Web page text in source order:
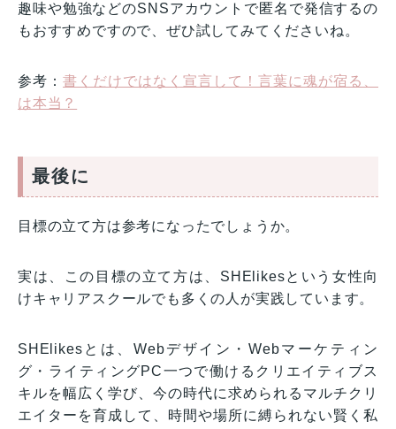
趣味や勉強などのSNSアカウントで匿名で発信するの
もおすすめですので、ぜひ試してみてくださいね。
参考：書くだけではなく宣言して！言葉に魂が宿る、
は本当？
最後に
目標の立て方は参考になったでしょうか。
実は、この目標の立て方は、SHElikesという女性向
けキャリアスクールでも多くの人が実践しています。
SHElikesとは、Webデザイン・Webマーケティン
グ・ライティングPC一つで働けるクリエイティブス
キルを幅広く学び、今の時代に求められるマルチクリ
エイターを育成して、時間や場所に縛られない賢く私